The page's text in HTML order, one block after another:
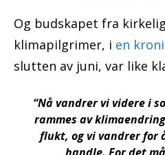
Og budskapet fra
klimapilgrimer, i en
slutten av juni, var like
“Nå vandrer vi videre i
rammes av
flukt, og vi vandrer for